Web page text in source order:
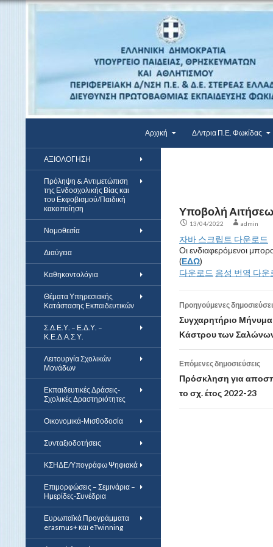
Αρχική
Δ/ντρια Π.Ε. Φωκίδας
Υποβολή
13/04/2022 admin
자바 스크립트 다운로드
Οι ενδιαφερόμενοι
(ΕΔΩ)
다운로드 음성 번역 다운
Πλοήγηση
άρθρων
Προηγούμενες
Συγχαρητήριο Μήνυμα
Κάστρου των
Επόμενες δημοσιεύσεις
Πρόσκληση για
το σχ. έτος 2022-23
ΑΞΙΟΛΟΓΗΣΗ
Πρόληψη & Αντιμετώπιση
της Ενδοσχολικής Βίας και
του Εκφοβισμού/Παιδική
κακοποίηση
Νομοθεσία
Διαύγεια
Καθηκοντολόγια
Θέματα Υπηρεσιακής
Κατάστασης Εκπαιδευτικών
Σ.Δ.Ε.Υ. – Ε.Δ.Υ. –
Κ.Ε.Δ.Α.Σ.Υ.
Λειτουργία Σχολικών
Μονάδων
Εκπαιδευτικές Δράσεις-
Σχολικές Δραστηριότητες
Οικονομικά-Μισθοδοσία
Συνταξιοδοτήσεις
ΚΣΗΔΕ/Υπογράφω Ψηφιακά
Επιμορφώσεις – Σεμινάρια –
Ημερίδες-Συνέδρια
Ευρωπαϊκά Προγράμματα
erasmus+ και eTwinning